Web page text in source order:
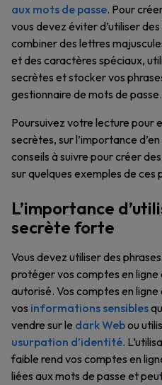
aux mots de passe. Pour
vous devez éviter d’utiliser
combiner des lettres
et des caractères spéciaux,
secrètes et stocker vos
gestionnaire de mots de passe.
Poursuivez votre lecture pour
secrètes, sur l’importance
conseils à suivre pour créer
sur quelques exemples de ces
L’importance
secrète forte
Vous devez utiliser des
protéger vos comptes en
autorisé. Vos comptes en
vos informations sensibles
vendre sur le dark Webou
usurpation d’identité.
faible rend vos comptes en
liées aux mots de passe et